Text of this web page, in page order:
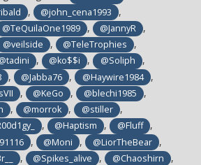
, @john_cena1993 ,
@TeQuilaOne1989 , @JannyR ,
@veilside , @TeleTrophies ,
, @ko$$i , @Soliph ,
, @Jabba76 , @Haywire1984 ,
, @KeGo , @blechi1985 ,
, @morrok , @stiller ,
, @Haptism , @Fluff ,
, @Moni , @LiorTheBear ,
, @Spikes_alive , @Chaoshirn ,